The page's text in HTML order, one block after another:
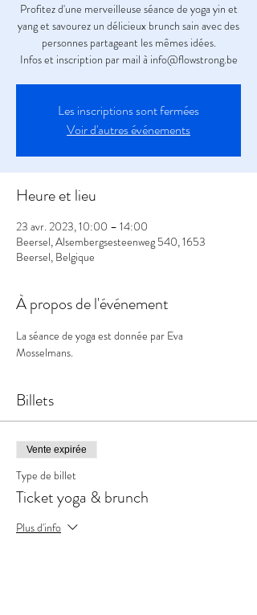
Profitez d'une merveilleuse séance de yoga yin et
yang et savourez un délicieux brunch sain avec des
personnes partageant les mêmes idées.
Infos et inscription par mail à info@flowstrong.be
Les inscriptions sont fermées
Voir d'autres événements
Heure et lieu
23 avr. 2023, 10:00 – 14:00
Beersel, Alsembergsesteenweg 540, 1653
Beersel, Belgique
À propos de l'événement
La séance de yoga est donnée par Eva
Mosselmans.
Billets
Vente expirée
Type de billet
Ticket yoga & brunch
Plus d'info